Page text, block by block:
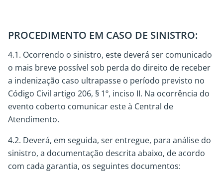
PROCEDIMENTO EM CASO DE SINISTRO:
4.1. Ocorrendo o sinistro, este deverá ser comunicado
o mais breve possível sob perda do direito de receber
a indenização caso ultrapasse o período previsto no
Código Civil artigo 206, § 1º, inciso II. Na ocorrência do
evento coberto comunicar este à Central de
Atendimento.
4.2. Deverá, em seguida, ser entregue, para análise do
sinistro, a documentação descrita abaixo, de acordo
com cada garantia, os seguintes documentos: